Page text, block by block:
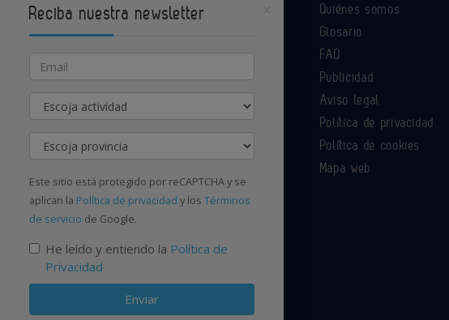
Contacte con nosotros
Quiénes somos
Glosario
FAQ
Publicidad
Aviso legal
Política de privacidad
Política de cookies
Mapa web
Reciba nuestra newsletter
Email
Actividad
Provincia
Este sitio está protegido por reCAPTCHA y se
aplican la Política de privacidad y los Términos
de servicio de Google.
He leído y entiendo la Política de
Privacidad
Enviar